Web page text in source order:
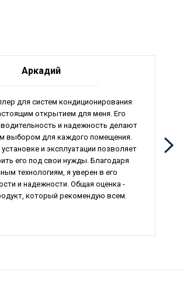
Аркадий
для систем кондиционирования
открытием для меня. Его
и надежность делают
выбором для каждого помещения.
и эксплуатации позволяет
его под свои нужды. Благодаря
технологиям, я уверен в его
и надежности. Общая оценка -
который рекомендую всем.